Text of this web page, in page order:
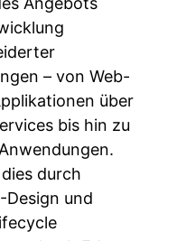
– von Web-
über
bis hin zu
durch
Design und